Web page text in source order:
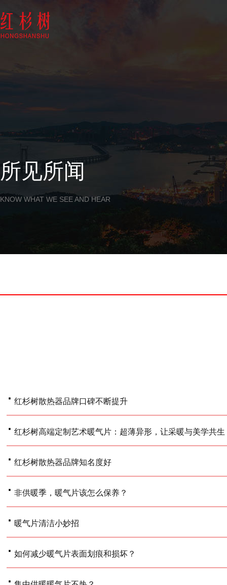
所见所闻
KNOW WHAT WE SEE AND HEAR
· 红杉树散热器品牌口碑不断提升
· 红杉树高端定制艺术暖气片：超薄异形，让采暖与美学共生
· 红杉树散热器品牌知名度好
· 非供暖季，暖气片该怎么保养？
· 暖气片清洁小妙招
· 如何减少暖气片表面划痕和损坏？
·